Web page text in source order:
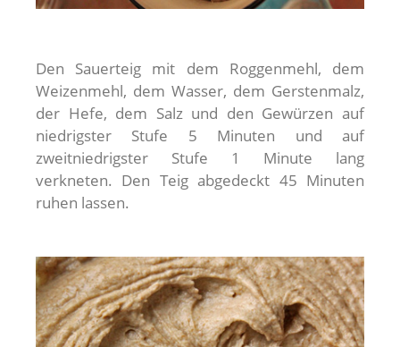
Den Sauerteig mit dem Roggenmehl, dem
Weizenmehl, dem Wasser, dem Gerstenmalz,
der Hefe, dem Salz und den Gewürzen auf
niedrigster Stufe 5 Minuten und auf
zweitniedrigster Stufe 1 Minute lang
verkneten. Den Teig abgedeckt 45 Minuten
ruhen lassen.